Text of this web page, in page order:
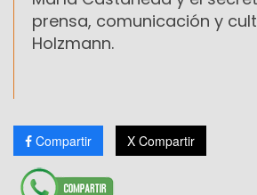
prensa, comunicación y
Holzmann.
Compartir X Compartir